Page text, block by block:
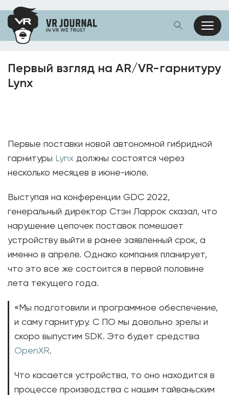
Первый взгляд на AR/VR-гарнитуру
Lynx
Первые поставки новой автономной гибридной
гарнитуры Lynx должны состоятся через
несколько месяцев в июне-июле.
Выступая на конференции GDC 2022,
генеральный директор Стэн Ларрок сказал, что
нарушение цепочек поставок помешает
устройству выйти в ранее заявленный срок, а
именно в апреле. Однако компания планирует,
что это все же состоится в первой половине
лета текущего года.
«Мы подготовили и программное обеспечение,
и саму гарнитуру. С ПО мы довольно зрелы и
скоро выпустим SDK. Это будет средства
OpenXR.
Что касается устройства, то оно находится в
процессе производства с нашим тайваньским